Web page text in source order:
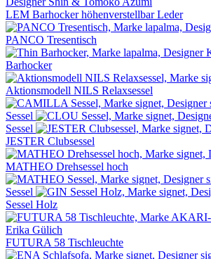
LEM Barhocker höhenverstellbar Leder
PANCO Tresentisch
Barhocker
Aktionsmodell NILS Relaxsessel
Sessel
Sessel
JESTER Clubsessel
MATHEO Drehsessel hoch
Sessel
Sessel Holz
FUTURA 58 Tischleuchte